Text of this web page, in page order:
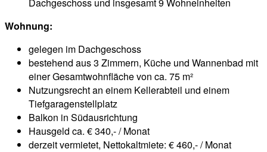
Dachgeschoss und insgesamt 9 Wohneinheiten
Wohnung:
gelegen im Dachgeschoss
bestehend aus 3 Zimmern, Küche und Wannenbad mit
einer Gesamtwohnfläche von ca. 75 m²
Nutzungsrecht an einem Kellerabteil und einem
Tiefgaragenstellplatz
Balkon in Südausrichtung
Hausgeld ca. € 340,- / Monat
derzeit vermietet, Nettokaltmiete: € 460,- / Monat